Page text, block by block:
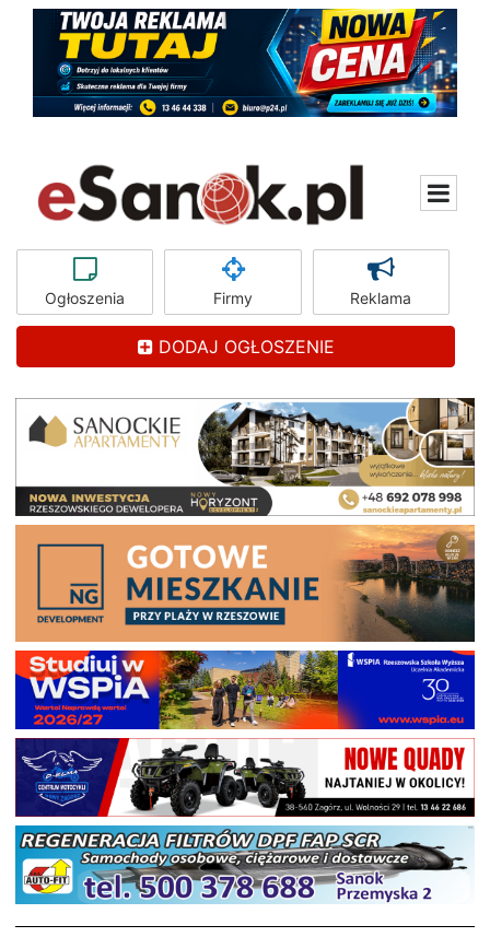
Ogłoszenia Firmy Reklama
DODAJ OGŁOSZENIE